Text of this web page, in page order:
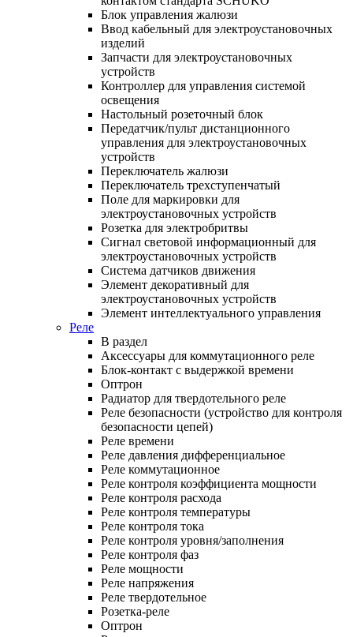
Блок управления жалюзи
Ввод кабельный для электроустановочных
изделий
Запчасти для электроустановочных
устройств
Контроллер для управления системой
освещения
Настольный розеточный блок
Передатчик/пульт дистанционного
управления для электроустановочных
устройств
Переключатель жалюзи
Переключатель трехступенчатый
Поле для маркировки для
электроустановочных устройств
Розетка для электробритвы
Сигнал световой информационный для
электроустановочных устройств
Система датчиков движения
Элемент декоративный для
электроустановочных устройств
Элемент интеллектуального управления
Реле
В раздел
Аксессуары для коммутационного реле
Блок-контакт с выдержкой времени
Оптрон
Радиатор для твердотельного реле
Реле безопасности (устройство для контроля
безопасности цепей)
Реле времени
Реле давления дифференциальное
Реле коммутационное
Реле контроля коэффициента мощности
Реле контроля расхода
Реле контроля температуры
Реле контроля тока
Реле контроля уровня/заполнения
Реле контроля фаз
Реле мощности
Реле напряжения
Реле твердотельное
Розетка-реле
Оптрон